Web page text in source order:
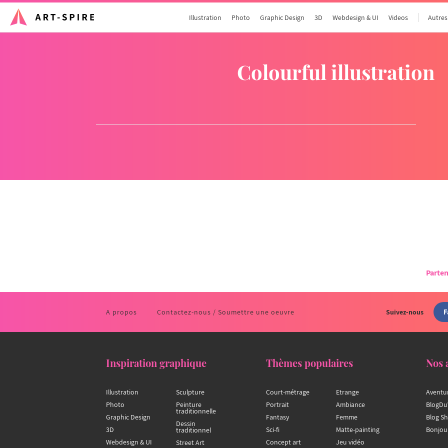
Illustration Photo Graphic Design 3D Webdesign & UI Videos Autres
colourful illustration
A propos Contactez-nous / Soumettre une oeuvre Suivez-nous
Inspiration graphique
Illustration
Photo
Graphic Design
3D
Webdesign & UI
Sculpture
Peinture
traditionnelle
Dessin
traditionnel
Street Art
Thèmes populaires
Court-métrage
Portrait
Fantasy
Sci-fi
Concept art
Etrange
Ambiance
Femme
Matte-painting
Jeu vidéo
Nos
Blog